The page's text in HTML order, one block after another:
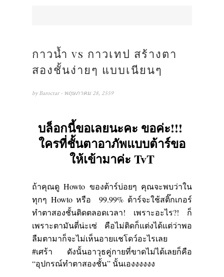
กาวน้ำ vs กาวเทป สร้างตา
สองชั้นง่ายๆ แบบเนียนๆ
by Baroctar- พฤษภาคม 28, 2559
บล็อกนี้ขอเลยนะคะ ขอค่ะ!!!
ใครที่ชั้นตาอาภัพแบบต้าร์ขอ
ให้เข้ามาค่ะ TvT
ถ้าคุณดูHowto ของต้าร์บ่อยๆ คุณจะพบว่าใน
ทุกๆ Howtoหรือ 99.99% ต้าร์จะใช้สติ๊กเกอร์
ทำตาสองชั้นติดตลอดเวลา! เพราะอะไร?! ก็
เพราะตามันตี่น่ะเซ่
คือไม่ติดก็แต่งได้แต่ว่าพอ
ลืมตามาก็จะไม่เห็นอายแชโดว์อะไรเลย
#เศร้า ดังนั้นอาวุธคู่กายที่ขาดไม่ได้เลยก็คือ
“อุปกรณ์ทำตาสองชั้น” นั้นเองงงงงง